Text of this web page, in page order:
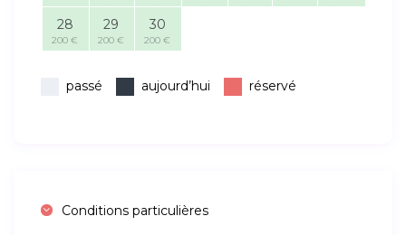
28
200 €
29
200 €
30
200 €
passé aujourd’hui réservé
Conditions particulières